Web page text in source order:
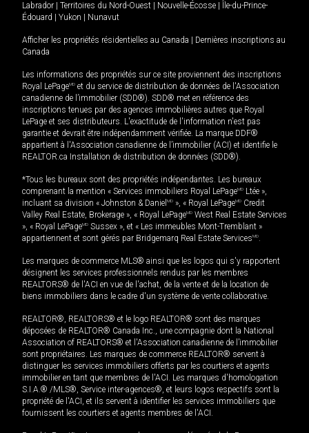
Labrador
Territoires du Nord-Ouest Nouvelle-Écosse
Île-du-Prince-
Édouard
Yukon Nunavut
Afficher les propriétés résidentielles au Canada
Dernières inscriptions au
Canada
Les informations des propriétés sur ce site proviennent des inscriptions
Royal LePageMD et du service de distribution de données de l'Association
canadienne de l’immobilier (SDD®). SDD® met en référence des
inscriptions tenues par des agences immobilières autres que Royal
LePage et ses distributeurs. L'exactitude de l'information n'est pas
garantie et devrait être indépendamment vérifiée. La marque DDF®
appartient à l'Association canadienne de l’immobilier (ACI) et identifie le
REALTOR.ca Installation de distribution de données (SDD®).
*Tous les bureaux sont des propriétés indépendantes. Les bureaux
comprenant la mention « Services immobiliers Royal LePageMD Ltée »,
incluant sa division « Johnston & Daniel MD », « Royal LePageMD Credit
Valley Real Estate, Brokerage », « Royal LePageMD West Real Estate Services
», « Royal LePageMD Sussex », et « Les immeubles Mont-Tremblant »
appartiennent et sont gérés par Bridgemarq Real Estate ServicesMD.
Les marques de commerce MLS® ainsi que les logos qui s'y rapportent
désignent les services professionnels rendus par les membres
REALTORS® de l'ACI en vue de l'achat, de la vente et de la location de
biens immobiliers dans le cadre d'un système de vente collaborative.
REALTOR®, REALTORS® et le logo REALTOR® sont des marques
déposées de REALTOR® Canada Inc., une compagnie dont la National
Association of REALTORS® et l'Association canadienne de l’immobilier
sont propriétaires. Les marques de commerce REALTOR® servent à
distinguer les services immobiliers offerts par les courtiers et agents
immobilier en tant que membres de l'ACI. Les marques d'homologation
S.I.A.® /MLS®, Service inter-agences®, et leurs logos respectifs sont la
propriété de l'ACI, et ils servent à identifier les services immobiliers que
fournissent les courtiers et agents membres de l'ACI.